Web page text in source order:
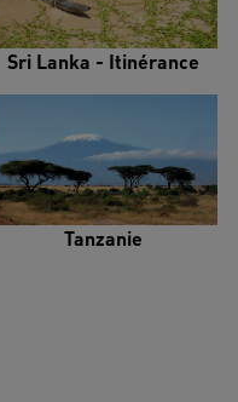
Sri Lanka - Itinérance
Tanzanie